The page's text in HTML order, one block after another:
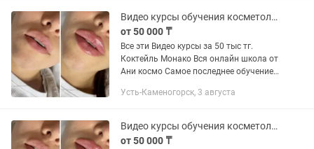
Видео курсы обучения косметолога увеличение губ игольные техники для лица
от 50 000 ₸
Все эти Видео курсы за 50 тыс тг.
Коктейль Монако Вся онлайн школа от
Ани космо Самое последнее обучение
и липоредукция от Марины Егоровой
Усть-Каменогорск, 3 августа
Видео курсы обучения косметолога увеличение губ игольные техники для лица
от 50 000 ₸